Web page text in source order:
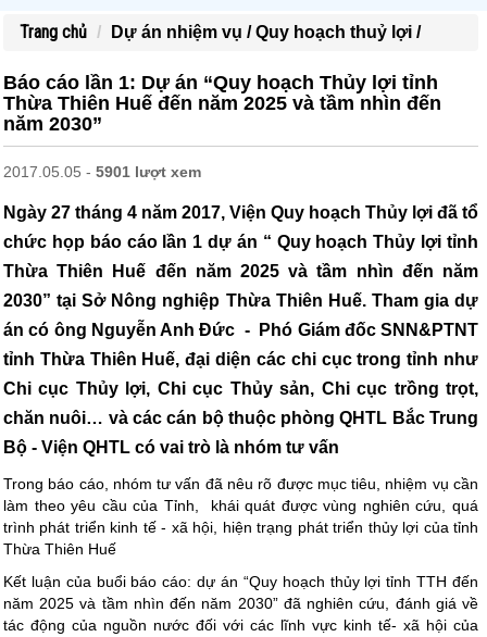
Trang chủ Dự án nhiệm vụ /Quy hoạch thuỷ lợi /
Báo cáo lần 1: Dự án “Quy hoạch Thủy lợi tỉnh
Thừa Thiên Huế đến năm 2025 và tầm nhìn đến
năm 2030”
2017.05.05 - 5901 lượt xem
Ngày 27 tháng 4 năm 2017, Viện Quy hoạch Thủy lợi đã tổ
chức họp báo cáo lần 1 dự án “ Quy hoạch Thủy lợi tỉnh
Thừa Thiên Huế đến năm 2025 và tầm nhìn đến năm
2030” tại Sở Nông nghiệp Thừa Thiên Huế. Tham gia dự
án có ông Nguyễn Anh Đức - Phó Giám đốc SNN&PTNT
tỉnh Thừa Thiên Huế, đại diện các chi cục trong tỉnh như
Chi cục Thủy lợi, Chi cục Thủy sản, Chi cục trồng trọt,
chăn nuôi… và các cán bộ thuộc phòng QHTL Bắc Trung
Bộ - Viện QHTL có vai trò là nhóm tư vấn
Trong báo cáo, nhóm tư vấn đã nêu rõ được mục tiêu, nhiệm vụ cần
làm theo yêu cầu của Tỉnh, khái quát được vùng nghiên cứu, quá
trình phát triển kinh tế - xã hội, hiện trạng phát triển thủy lợi của tỉnh
Thừa Thiên Huế
Kết luận của buổi báo cáo: dự án “Quy hoạch thủy lợi tỉnh TTH đến
năm 2025 và tầm nhìn đến năm 2030” đã nghiên cứu, đánh giá về
tác động của nguồn nước đối với các lĩnh vực kinh tế- xã hội của